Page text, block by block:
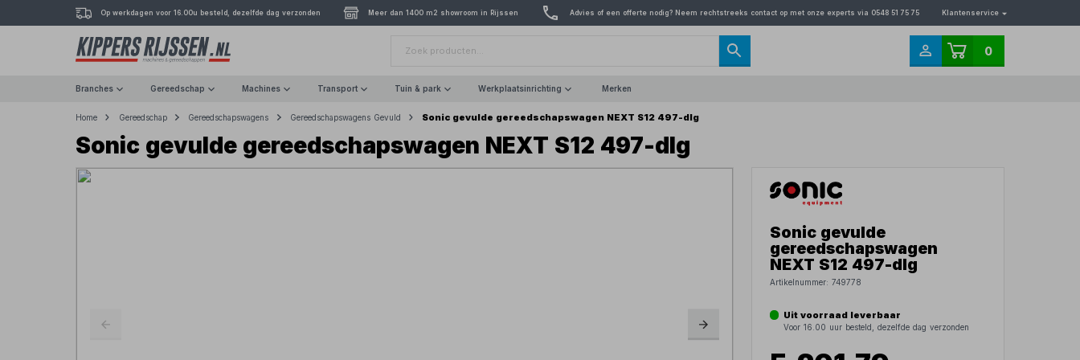
Op werkdagen voor 16.00u besteld, dezelfde dag verzonden Meer dan 1400 m2 showroom in Rijssen Advies of een offerte nodig? Neem rechtstreeks contact op met onze experts via 0548 51 75 75 Klantenservice
0
Branches Gereedschap Machines Transport Tuin & park Werkplaatsinrichting Merken
Home Gereedschap Gereedschapswagens Gereedschapswagens Gevuld Sonic gevulde gereedschapswagen NEXT S12 497-dlg
Sonic gevulde gereedschapswagen NEXT S12 497-dlg
Sonic gevulde
gereedschapswagen
NEXT S12 497-dlg
Artikelnummer:749778
Uit voorraad leverbaar
Voor 16.00 uur besteld, dezelfde dag verzonden